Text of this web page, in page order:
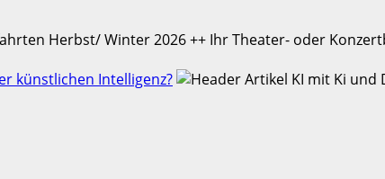
Herbst/ Winter 2026 ++ Ihr Theater- oder
künstlichen Intelligenz?